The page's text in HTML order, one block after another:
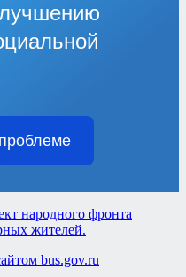
bus.gov.ru